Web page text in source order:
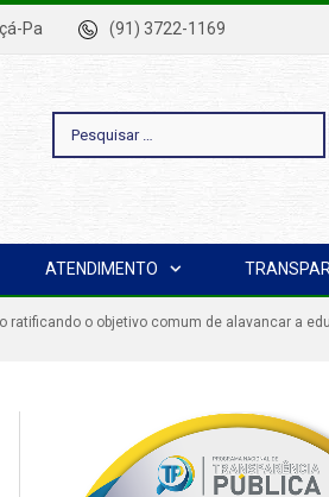
Pa (91) 3722-1169
Pesquisar
por:
ATENDIMENTO
ratificando o objetivo comum de alavancar a